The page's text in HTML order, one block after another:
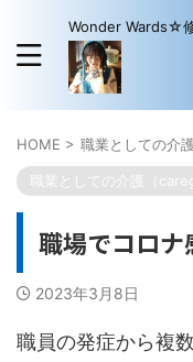
Wonder Wards☆
HOME > 職業としての介
職業としての介護（
職場でコロ
2023年3月8日
職員の発症から複